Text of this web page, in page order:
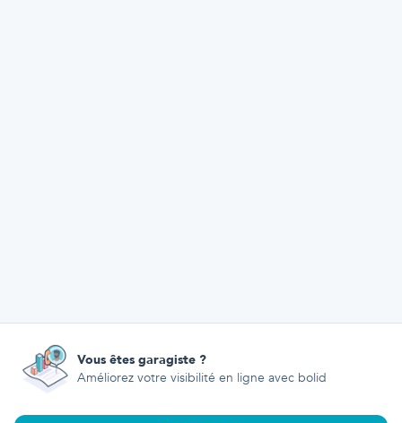
Vous êtes garagiste ?
Améliorez votre visibilité en ligne avec bolid